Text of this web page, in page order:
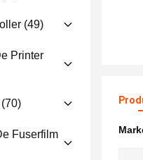
(49)
Printer
(70)
Fuserfilm